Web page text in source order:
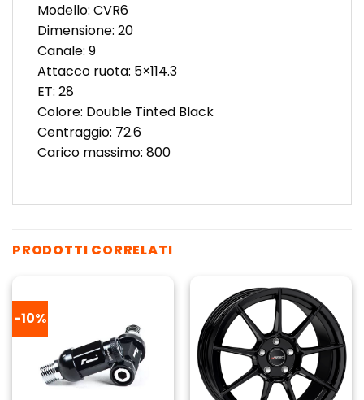
Modello: CVR6
Dimensione: 20
Canale: 9
Attacco ruota: 5×114.3
ET: 28
Colore: Double Tinted Black
Centraggio: 72.6
Carico massimo: 800
PRODOTTI CORRELATI
-10%